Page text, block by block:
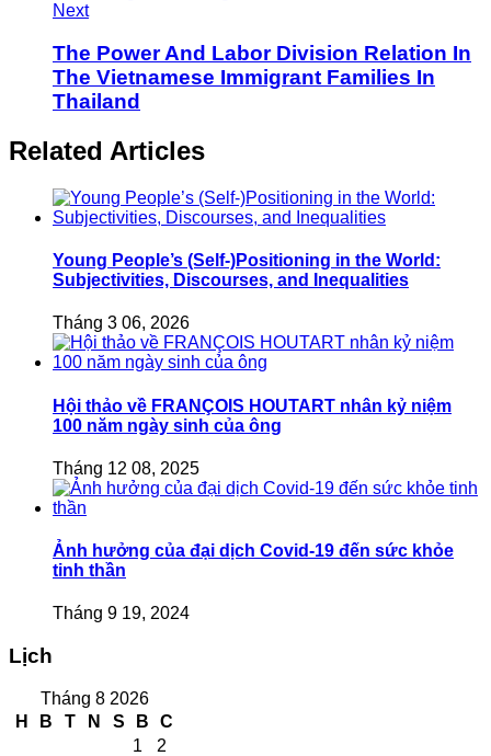
Next
The Power And Labor Division Relation In
The Vietnamese Immigrant Families In
Thailand
Related Articles
Young People’s (Self-)Positioning in the World:
Subjectivities, Discourses, and Inequalities
Tháng 3 06, 2026
Hội thảo về FRANÇOIS HOUTART nhân kỷ niệm
100 năm ngày sinh của ông
Tháng 12 08, 2025
Ảnh hưởng của đại dịch Covid-19 đến sức khỏe
tinh thần
Tháng 9 19, 2024
Lịch
Tháng 8 2026
H
B T N S B
C
1
2